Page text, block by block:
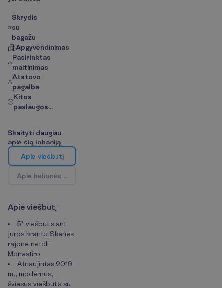
Skrydis
su
bagažu
Apgyvendinimas
Pasirinktas
maitinimas
Atstovo
pagalba
Kitos
paslaugos...
Skaityti daugiau
apie šią lokaciją
Apie viešbutį
Apie kelionės kr
Apie viešbutį
5* viešbutis ant
jūros kranto Skanes
rajone netoli
Monastiro
Atnaujintas 2019
m., modernus,
šviesus viešbutis su